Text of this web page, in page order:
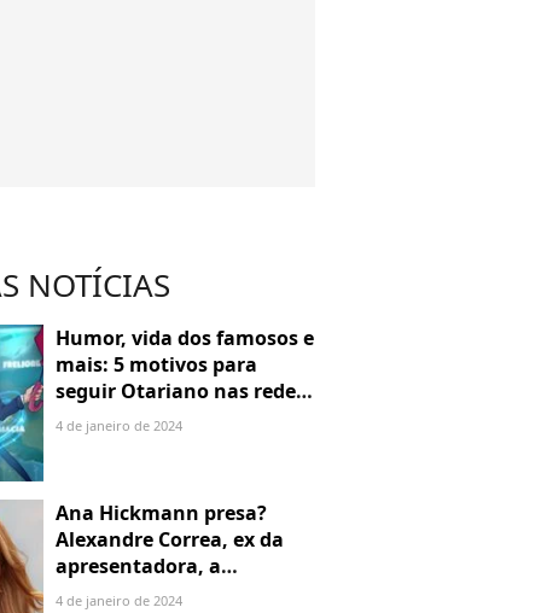
NOTÍCIAS
Humor, vida dos famosos e
mais: 5 motivos para
seguir Otariano nas redes
sociais
4 de janeiro de 2024
Ana Hickmann presa?
Alexandre Correa, ex da
apresentadora, a
denuncia por alienação
4 de janeiro de 2024